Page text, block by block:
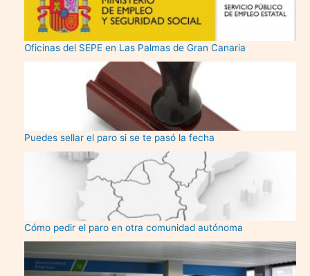
Oficinas del SEPE en Las Palmas de Gran Canaria
Puedes sellar el paro si se te pasó la fecha
Cómo pedir el paro en otra comunidad autónoma